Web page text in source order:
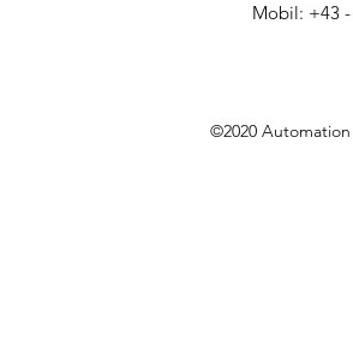
Mobil: +43
©2020